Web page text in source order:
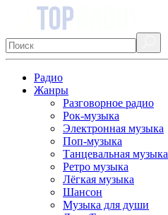
Радио
Жанры
Разговорное радио
Рок-музыка
Электронная музыка
Поп-музыка
Танцевальная музыка
Ретро музыка
Лёгкая музыка
Шансон
Музыка для души